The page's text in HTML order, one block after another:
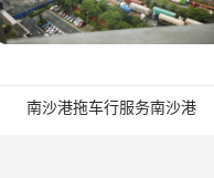
南沙港拖车行服务南沙港